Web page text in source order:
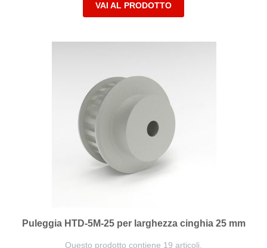
VAI AL PRODOTTO
Puleggia HTD-5M-25 per larghezza cinghia 25 mm
Questo prodotto contiene 19 articoli.